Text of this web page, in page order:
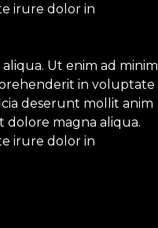
irure dolor in
Ut enim ad minim
in voluptate
deserunt mollit anim
dolore magna aliqua.
irure dolor in